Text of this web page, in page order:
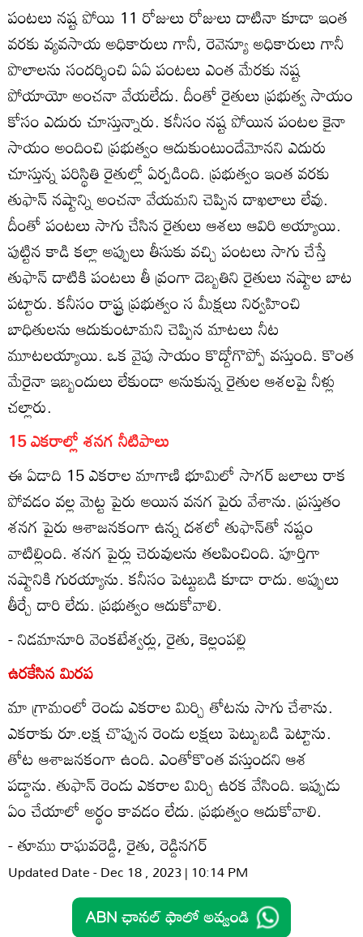
పంటలు నష్ట పోయి 11 రోజులు రోజులు దాటినా కూడా ఇంత
వరకు వ్యవసాయ అధికారులు గానీ, రెవెన్యూ అధికారులు గానీ
పొలాలను సందర్శించి ఏఏ పంటలు ఎంత మేరకు నష్ట
పోయాయో అంచనా వేయలేదు. దీంతో రైతులు ప్రభుత్వ సాయం
కోసం ఎదురు చూస్తున్నారు. కనీసం నష్ట పోయిన పంటల కైనా
సాయం అందించి ప్రభుత్వం ఆదుకుంటుందేమోనని ఎదురు
చూస్తున్న పరిస్థితి రైతుల్లో ఏర్పడింది. ప్రభుత్వం ఇంత వరకు
తుఫాన్‌ నష్టాన్ని అంచనా వేయమని చెప్పిన దాఖలాలు లేవు.
దీంతో పంటలు సాగు చేసిన రైతులు ఆశలు ఆవిరి అయ్యాయి.
పుట్టిన కాడి కల్లా అప్పులు తీసుకు వచ్చి పంటలు సాగు చేస్తే
తుఫాన్‌ దాటికి పంటలు తీ వ్రంగా దెబ్బతిని రైతులు నష్టాల బాట
పట్టారు. కనీసం రాష్ట్ర ప్రభుత్వం స మీక్షలు నిర్వహించి
బాధితులను ఆదుకుంటామని చెప్పిన మాటలు నీట
మూటలయ్యాయి. ఒక వైపు సాయం కొద్దోగొప్పో వస్తుంది. కొంత
మేరైనా ఇబ్బందులు లేకుండా అనుకున్న రైతుల ఆశలపై నీళ్లు
చల్లారు.
15 ఎకరాల్లో శనగ నీటిపాలు
ఈ ఏడాది 15 ఎకరాల మాగాణి భూమిలో సాగర్‌ జలాలు రాక
పోవడం వల్ల మెట్ట పైరు అయిన వనగ పైరు వేశాను. ప్రస్తుతం
శనగ పైరు ఆశాజనకంగా ఉన్న దశలో తుఫాన్‌తో నష్టం
వాటిల్లింది. శనగ పైర్లు చెరువులను తలపించింది. పూర్తిగా
నష్టానికి గురయ్యాను. కనీసం పెట్టుబడి కూడా రాదు. అప్పులు
తీర్చే దారి లేదు. ప్రభుత్వం ఆదుకోవాలి.
- నిడమానూరి వెంకటేశ్వర్లు, రైతు, కెల్లంపల్లి
ఉరకేసిన మిరప
మా గ్రామంలో రెండు ఎకరాల మిర్చి తోటను సాగు చేశాను.
ఎకరాకు రూ.లక్ష చొప్పున రెండు లక్షలు పెట్బుబడి పెట్టాను.
తోట ఆశాజనకంగా ఉంది. ఎంతోకొంత వస్తుందని ఆశ
పడ్డాను. తుఫాన్‌ రెండు ఎకరాల మిర్చి ఉరక వేసింది. ఇప్పుడు
ఏం చేయాలో అర్థం కావడం లేదు. ప్రభుత్వం ఆదుకోవాలి.
- తూము రాఘవరెడ్డి, రైతు, రెడ్డినగర్‌
Updated Date - Dec 18 , 2023 | 10:14 PM